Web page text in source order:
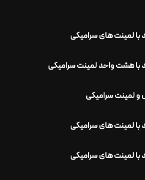
با لمینت های سرامیکی
با هشت واحد لمینت سرامیکی
و لمینت سرامیکی
با لمینت های سرامیکی
با لمینت های سرامیکی